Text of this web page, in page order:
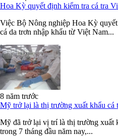
Hoa Kỳ quyết định kiểm tra cá tra
Việc Bộ Nông nghiệp Hoa Kỳ
cá da trơn nhập khẩu từ Việt Nam...
8 năm trước
Mỹ trở lại là thị trường xuất khẩu cá
Mỹ đã trở lại vị trí là thị trường xuất
trong 7 tháng đầu năm nay,...